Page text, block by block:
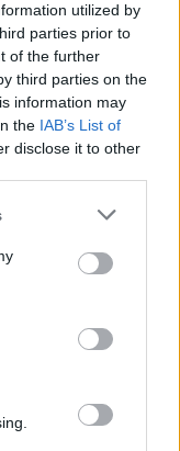
utilized by
parties prior to
of the further
third parties on the
information may
the IAB’s List of
disclose it to other
or more Google
You may click to
party tags to
in below Google